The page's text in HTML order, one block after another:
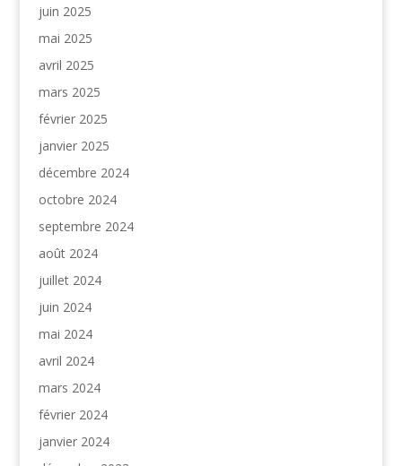
juin 2025
mai 2025
avril 2025
mars 2025
février 2025
janvier 2025
décembre 2024
octobre 2024
septembre 2024
août 2024
juillet 2024
juin 2024
mai 2024
avril 2024
mars 2024
février 2024
janvier 2024